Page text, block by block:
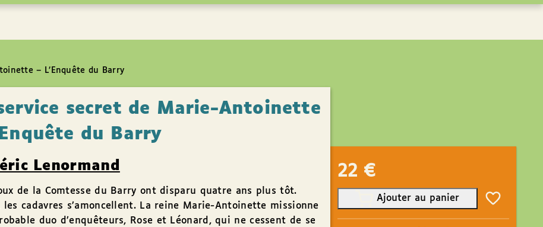
– L’Enquête du Barry
secret de Marie-Antoinette
du Barry
Lenormand
de la Comtesse du Barry ont disparu quatre ans plus tôt.
les cadavres s’amoncellent. La reine Marie-Antoinette missionne
duo d’enquêteurs, Rose et Léonard, qui ne cessent de se
22 €
Ajouter au panier